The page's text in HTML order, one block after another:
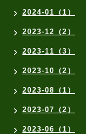
2024-01（1）
2023-12（2）
2023-11（3）
2023-10（2）
2023-08（1）
2023-07（2）
2023-06（1）